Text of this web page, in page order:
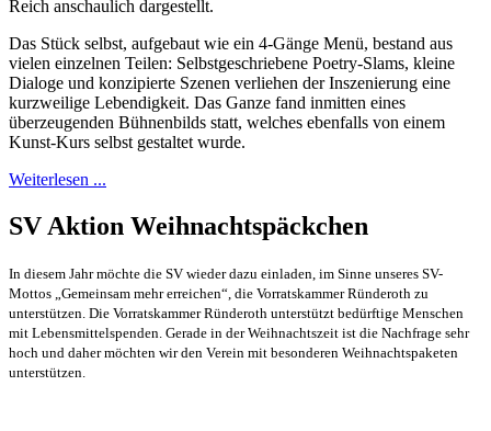
Reich anschaulich dargestellt.
Das Stück selbst, aufgebaut wie ein 4-Gänge Menü, bestand aus
vielen einzelnen Teilen: Selbstgeschriebene Poetry-Slams, kleine
Dialoge und konzipierte Szenen verliehen der Inszenierung eine
kurzweilige Lebendigkeit. Das Ganze fand inmitten eines
überzeugenden Bühnenbilds statt, welches ebenfalls von einem
Kunst-Kurs selbst gestaltet wurde.
Weiterlesen ...
SV Aktion Weihnachtspäckchen
In diesem Jahr möchte die SV wieder dazu einladen, im Sinne unseres SV-
Mottos „Gemeinsam mehr erreichen“, die Vorratskammer Ründeroth zu
unterstützen. Die Vorratskammer Ründeroth unterstützt bedürftige Menschen
mit Lebensmittelspenden. Gerade in der Weihnachtszeit ist die Nachfrage sehr
hoch und daher möchten wir den Verein mit besonderen Weihnachtspaketen
unterstützen.